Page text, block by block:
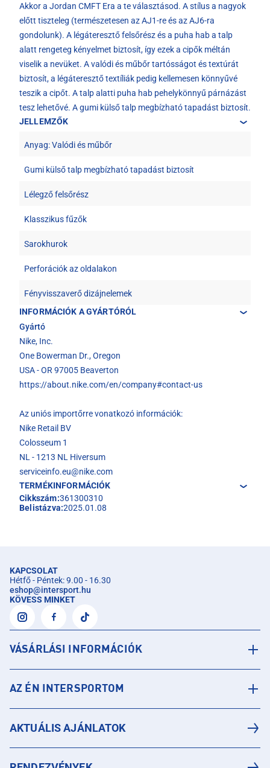
Akkor a Jordan CMFT Era a te választásod. A stílus a nagyok
előtt tiszteleg (természetesen az AJ1-re és az AJ6-ra
gondolunk). A légáteresztő felsőrész és a puha hab a talp
alatt rengeteg kényelmet biztosít, így ezek a cipők méltán
viselik a nevüket. A valódi és műbőr tartósságot és textúrát
biztosít, a légáteresztő textíliák pedig kellemesen könnyűvé
teszik a cipőt. A talp alatti puha hab pehelykönnyű párnázást
tesz lehetővé. A gumi külső talp megbízható tapadást biztosít.
JELLEMZŐK
Anyag: Valódi és műbőr
Gumi külső talp megbízható tapadást biztosít
Lélegző felsőrész
Klasszikus fűzők
Sarokhurok
Perforációk az oldalakon
Fényvisszaverő dizájnelemek
INFORMÁCIÓK A GYÁRTÓRÓL
Gyártó
Nike, Inc.
One Bowerman Dr., Oregon
USA - OR 97005 Beaverton
https://about.nike.com/en/company#contact-us
Az uniós importőrre vonatkozó információk:
Nike Retail BV
Colosseum 1
NL - 1213 NL Hiversum
serviceinfo.eu@nike.com
TERMÉKINFORMÁCIÓK
Cikkszám:361300310
Belistázva:2025.01.08
KAPCSOLAT
Hétfő - Péntek: 9.00 - 16.30
eshop@intersport.hu
KÖVESS MINKET
VÁSÁRLÁSI INFORMÁCIÓK
AZ ÉN INTERSPORTOM
AKTUÁLIS AJÁNLATOK